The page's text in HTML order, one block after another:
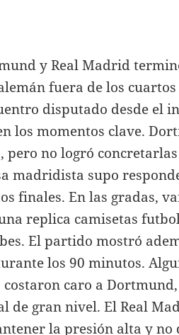
y Real Madrid
fuera de los
disputado desde el
los momentos clave.
pero no logró
madridista supo
finales. En las gradas,
replica camisetas
El partido mostró
los 90 minutos.
caro a
de gran nivel. El Real
la presión alta y no